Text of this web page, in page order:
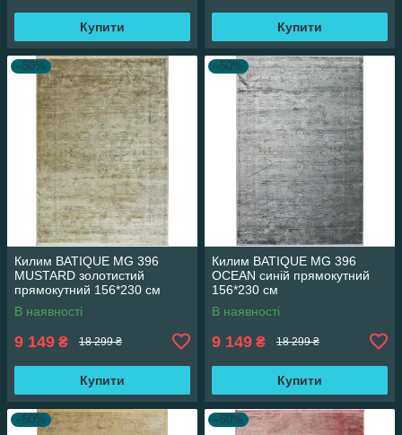
Купити Купити
–50%
Килим BATIQUE MG 396
MUSTARD золотистий
прямокутний 156*230 см
В наявності
9 149 ₴ 18 299 ₴
Купити
–50%
Килим BATIQUE MG 396
OCEAN синій прямокутний
156*230 см
В наявності
9 149 ₴ 18 299 ₴
Купити
–50% –50%